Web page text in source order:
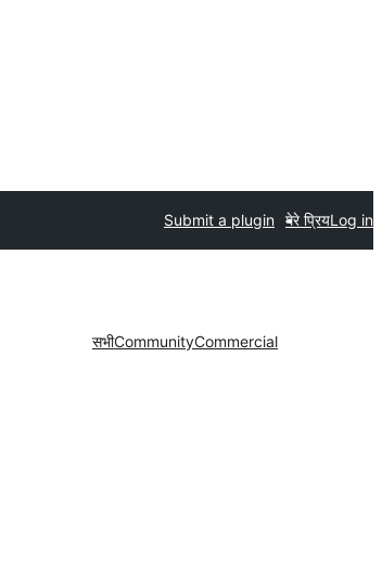
Submit a plugin मेरे प्रियLog in
सभीCommunityCommercial